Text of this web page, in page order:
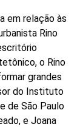
em relação às
Rino
o Rino
grandes
do Instituto
de São Paulo
e Joana